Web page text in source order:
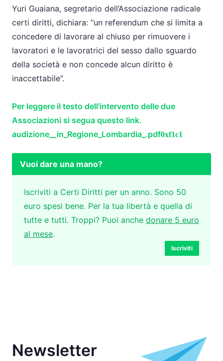
Yuri Guaiana, segretario dell’Associazione radicale
certi diritti, dichiara: “un referendum che si limita a
concedere di lavorare al chiuso per rimuovere i
lavoratori e le lavoratrici del sesso dallo sguardo
della società e non concede alcun diritto è
inaccettabile”.
Per leggere il testo dell’intervento delle due
Associazioni si segua questo link.
audizione__in_Regione_Lombardia_.pdf
Vuoi dare una mano?
Iscriviti a Certi Diritti per un anno. Sono 50
euro spesi bene. Per la tua libertà e quella di
tutte e tutti. Troppi? Puoi anche donare 5 euro
al mese.
Iscriviti
Newsletter